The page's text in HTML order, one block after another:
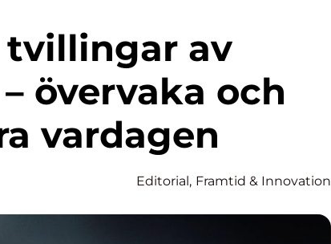
övervaka och
vardagen
Editorial, Framtid & Innovation